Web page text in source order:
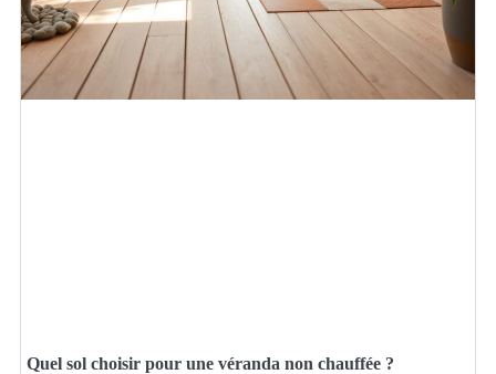
Quel sol choisir pour une véranda non chauffée ?